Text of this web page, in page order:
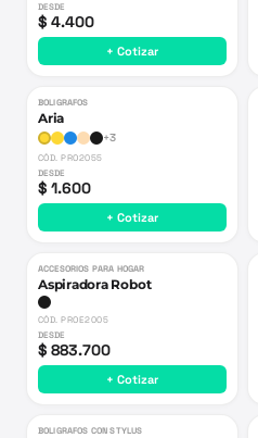
DESDE
$ 4.400
+ Cotizar
BOLIGRAFOS
Aria
+3
CÓD.PRO2055
DESDE
$ 1.600
+ Cotizar
ACCESORIOS PARA HOGAR
Aspiradora Robot
CÓD.PROE2005
DESDE
$ 883.700
+ Cotizar
BOLIGRAFOS CON STYLUS